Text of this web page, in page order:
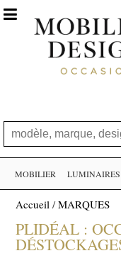

MOBILIER LUMINAIRES
Accueil /MARQUES
PLIDÉAL :